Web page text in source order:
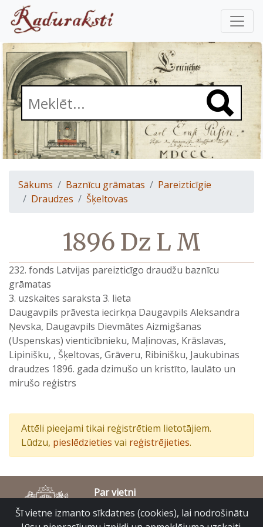
Sākums Baznīcu grāmatas
Pareizticīgie
Draudzes
Šķeltovas
1896 Dz L M
232. fonds Latvijas pareizticīgo draudžu baznīcu
grāmatas
3. uzskaites saraksta 3. lieta
Daugavpils prāvesta iecirkņa Daugavpils Aleksandra
Ņevska, Daugavpils Dievmātes Aizmigšanas
(Uspenskas) vienticībnieku, Maļinovas, Krāslavas,
Lipinišku, , Šķeltovas, Grāveru, Ribinišku, Jaukubinas
draudzes 1896. gada dzimušo un kristīto, laulāto un
mirušo reģistrs
Attēli pieejami tikai reģistrētiem lietotājiem.
Lūdzu, pieslēdzieties vai reģistrējieties.
Par vietni
Piekļūstamības paziņojums
© Latvijas Valsts vēstures arhīvs 2007-2026
Šī vietne izmanto sīkdatnes (cookies), lai nodrošinātu